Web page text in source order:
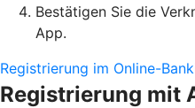
Bestätigen Sie die
App.
Registrierung im Online-
Registrierung mit